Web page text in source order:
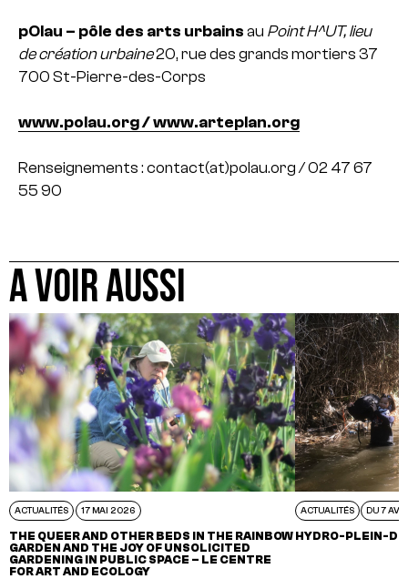
pOlau – pôle des arts urbains au Point H^UT, lieu
de création urbaine20, rue des grands mortiers 37
700 St-Pierre-des-Corps
www.polau.org / www.arteplan.org
Renseignements : contact(at)polau.org / 02 47 67
55 90
A VOIR AUSSI
ACTUALITÉS 17 MAI 2026
THE QUEER AND OTHER BEDS IN THE RAINBOW
GARDEN AND THE JOY OF UNSOLICITED
GARDENING IN PUBLIC SPACE – LE CENTRE
FOR ART AND ECOLOGY
ACTUALITÉS DU 7
HYDRO-PLEIN-